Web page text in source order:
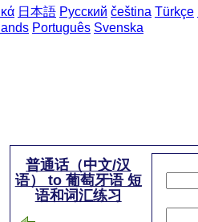
日本語 Русский čeština Türkçe
Português Svenska
普通话（中文/汉
语） to 葡萄牙语 短
语和词汇练习